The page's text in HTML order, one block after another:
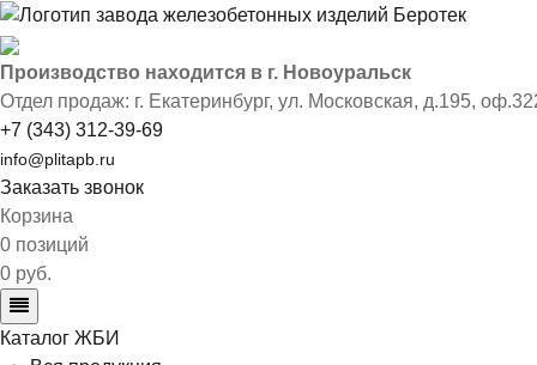
Производство находится в г. Новоуральск
Отдел продаж: г. Екатеринбург, ул. Московская, д.195,
+7 (343) 312-39-69
info@plitapb.ru
Заказать звонок
Корзина
0 позиций
0 руб.
Каталог ЖБИ